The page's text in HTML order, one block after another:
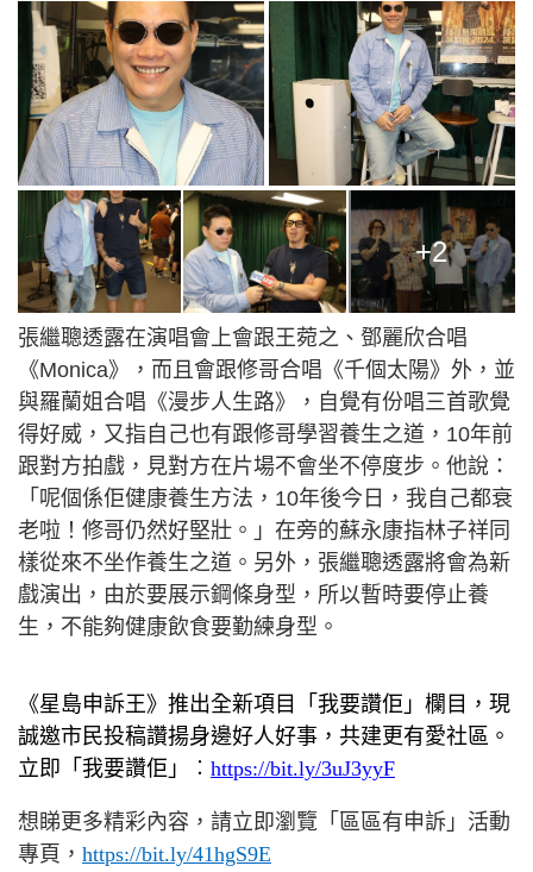
+2
張繼聰透露在演唱會上會跟王菀之、鄧麗欣合唱
《Monica》，而且會跟修哥合唱《千個太陽》外，並
與羅蘭姐合唱《漫步人生路》，自覺有份唱三首歌覺
得好威，又指自己也有跟修哥學習養生之道，10年前
跟對方拍戲，見對方在片場不會坐不停度步。他說：
「呢個係佢健康養生方法，10年後今日，我自己都衰
老啦！修哥仍然好堅壯。」在旁的蘇永康指林子祥同
樣從來不坐作養生之道。另外，張繼聰透露將會為新
戲演出，由於要展示鋼條身型，所以暫時要停止養
生，不能夠健康飲食要勤練身型。
《星島申訴王》推出全新項目「我要讚佢」欄目，現
誠邀市民投稿讚揚身邊好人好事，共建更有愛社區。
立即「我要讚佢」︰ https://bit.ly/3uJ3yyF
想睇更多精彩內容，請立即瀏覽「區區有申訴」活動
專頁， https://bit.ly/41hgS9E